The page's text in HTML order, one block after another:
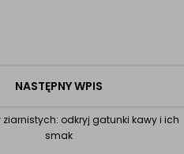
NASTĘPNY WPIS
ziarnistych: odkryj gatunki kawy i ich
smak